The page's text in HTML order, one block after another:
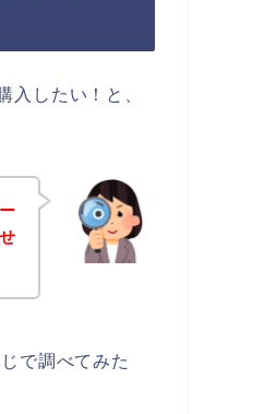
入したい！と、
で調べてみた